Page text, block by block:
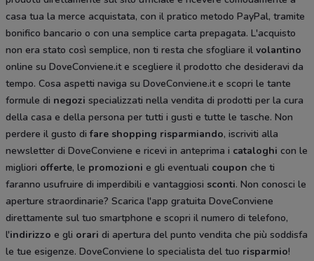
casa tua la merce acquistata, con il pratico metodo PayPal, tramite
bonifico bancario o con una semplice carta prepagata. L'acquisto
non era stato così semplice, non ti resta che sfogliare il volantino
online su DoveConviene.it e scegliere il prodotto che desideravi da
tempo. Cosa aspetti naviga su DoveConviene.it e scopri le tante
formule di negozi specializzati nella vendita di prodotti per la cura
della casa e della persona per tutti i gusti e tutte le tasche. Non
perdere il gusto difare shopping risparmiando, iscriviti alla
newsletter di DoveConviene e ricevi in anteprima i cataloghi con le
migliori offerte, le promozioni e gli eventuali coupon che ti
faranno usufruire di imperdibili e vantaggiosi sconti. Non conosci le
aperture straordinarie? Scarica l'app gratuita DoveConviene
direttamente sul tuo smartphone e scopri il numero di telefono,
l'indirizzo e gli orari di apertura del punto vendita che più soddisfa
le tue esigenze. DoveConviene lo specialista del tuo risparmio!